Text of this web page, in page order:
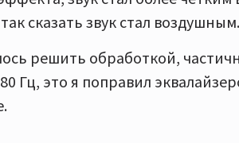
сказать звук стал воздушным.
решить обработкой,
Гц, это я поправил